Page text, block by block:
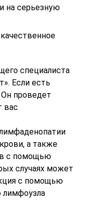
на серьезную
специалиста
Если есть
Он проведет
вас
а также
с помощью
случаях может
с помощью
лимфоузла